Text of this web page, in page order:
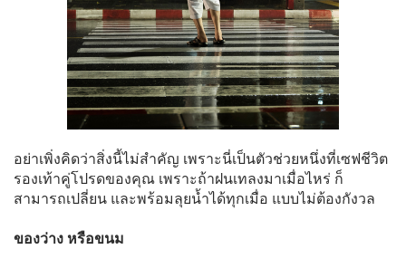
อย่าเพิ่งคิดว่าสิ่งนี้ไม่สำคัญ เพราะนี่เป็นตัวช่วยหนึ่งที่เซฟชีวิต
รองเท้าคู่โปรดของคุณ เพราะถ้าฝนเทลงมาเมื่อไหร่ ก็
สามารถเปลี่ยน และพร้อมลุยน้ำได้ทุกเมื่อ แบบไม่ต้องกังวล
ของว่าง หรือขนม